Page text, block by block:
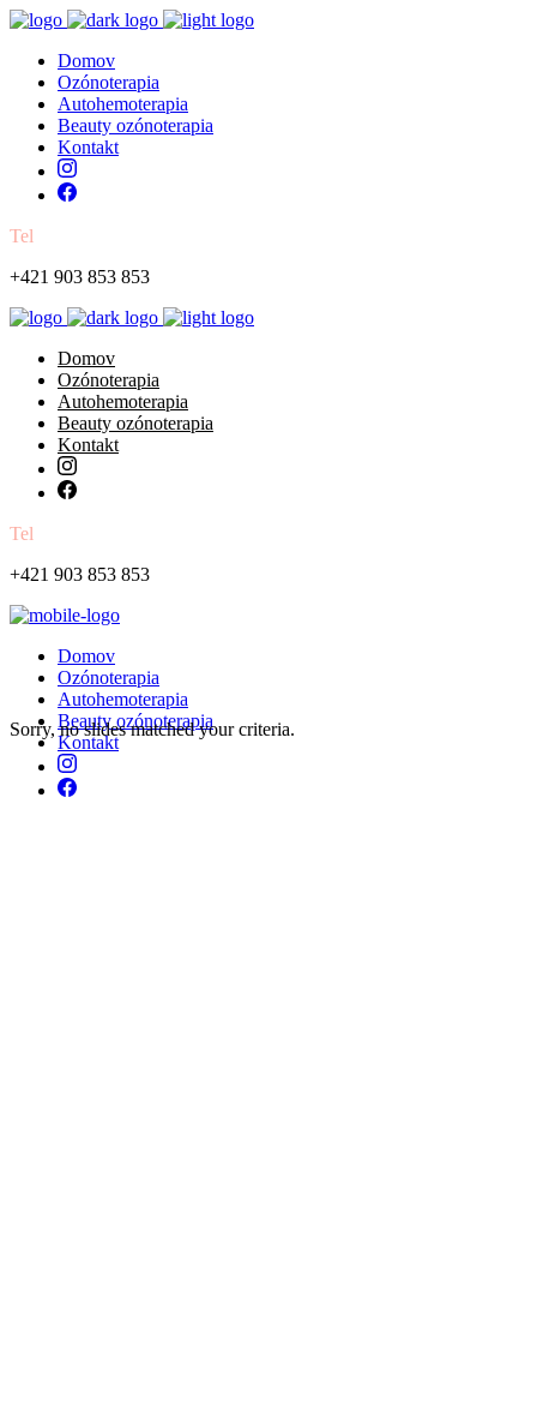
Domov
Ozónoterapia
Autohemoterapia
Beauty ozónoterapia
Kontakt
Tel
+421 903 853 853
Domov
Ozónoterapia
Autohemoterapia
Beauty ozónoterapia
Kontakt
Tel
+421 903 853 853
Domov
Ozónoterapia
Autohemoterapia
Beauty ozónoterapia
Kontakt
Sorry, no slides matched your criteria.